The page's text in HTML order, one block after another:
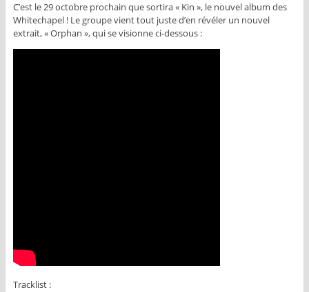
C’est le 29 octobre prochain que sortira « Kin », le nouvel album des
Whitechapel ! Le groupe vient tout juste d’en révéler un nouvel
extrait, « Orphan », qui se visionne ci-dessous :
Tracklist :